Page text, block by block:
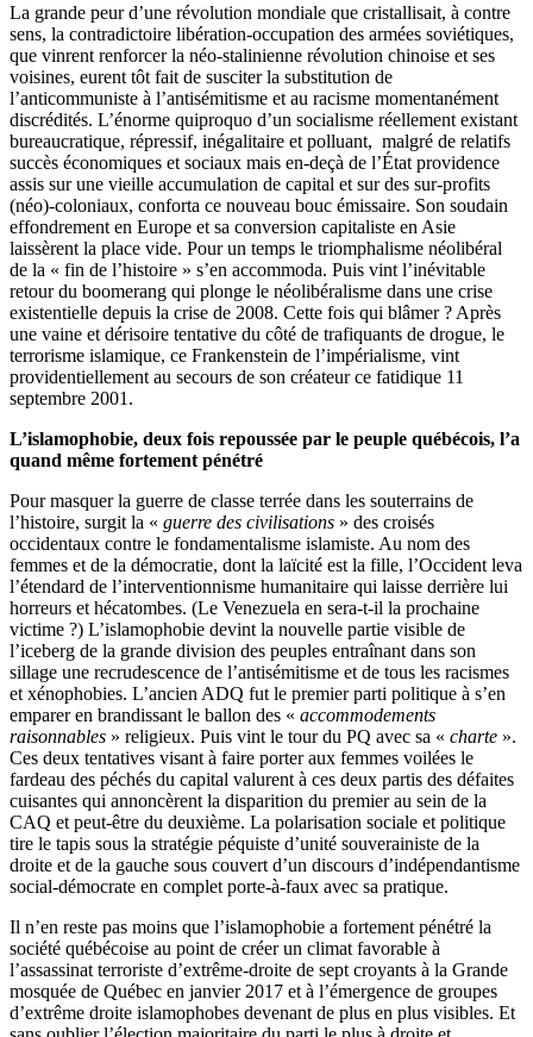
La grande peur d’une révolution mondiale que cristallisait, à contre
sens, la contradictoire libération-occupation des armées soviétiques,
que vinrent renforcer la néo-stalinienne révolution chinoise et ses
voisines, eurent tôt fait de susciter la substitution de
l’anticommuniste à l’antisémitisme et au racisme momentanément
discrédités. L’énorme quiproquo d’un socialisme réellement existant
bureaucratique, répressif, inégalitaire et polluant, malgré de relatifs
succès économiques et sociaux mais en-deçà de l’État providence
assis sur une vieille accumulation de capital et sur des sur-profits
(néo)-coloniaux, conforta ce nouveau bouc émissaire. Son soudain
effondrement en Europe et sa conversion capitaliste en Asie
laissèrent la place vide. Pour un temps le triomphalisme néolibéral
de la « fin de l’histoire » s’en accommoda. Puis vint l’inévitable
retour du boomerang qui plonge le néolibéralisme dans une crise
existentielle depuis la crise de 2008. Cette fois qui blâmer ? Après
une vaine et dérisoire tentative du côté de trafiquants de drogue, le
terrorisme islamique, ce Frankenstein de l’impérialisme, vint
providentiellement au secours de son créateur ce fatidique 11
septembre 2001.
L’islamophobie, deux fois repoussée par le peuple québécois, l’a
quand même fortement pénétré
Pour masquer la guerre de classe terrée dans les souterrains de
l’histoire, surgit la « guerre des civilisations » des croisés
occidentaux contre le fondamentalisme islamiste. Au nom des
femmes et de la démocratie, dont la laïcité est la fille, l’Occident leva
l’étendard de l’interventionnisme humanitaire qui laisse derrière lui
horreurs et hécatombes. (Le Venezuela en sera-t-il la prochaine
victime ?) L’islamophobie devint la nouvelle partie visible de
l’iceberg de la grande division des peuples entraînant dans son
sillage une recrudescence de l’antisémitisme et de tous les racismes
et xénophobies. L’ancien ADQ fut le premier parti politique à s’en
emparer en brandissant le ballon des « accommodements
raisonnables » religieux. Puis vint le tour du PQ avec sa « charte ».
Ces deux tentatives visant à faire porter aux femmes voilées le
fardeau des péchés du capital valurent à ces deux partis des défaites
cuisantes qui annoncèrent la disparition du premier au sein de la
CAQ et peut-être du deuxième. La polarisation sociale et politique
tire le tapis sous la stratégie péquiste d’unité souverainiste de la
droite et de la gauche sous couvert d’un discours d’indépendantisme
social-démocrate en complet porte-à-faux avec sa pratique.
Il n’en reste pas moins que l’islamophobie a fortement pénétré la
société québécoise au point de créer un climat favorable à
l’assassinat terroriste d’extrême-droite de sept croyants à la Grande
mosquée de Québec en janvier 2017 et à l’émergence de groupes
d’extrême droite islamophobes devenant de plus en plus visibles. Et